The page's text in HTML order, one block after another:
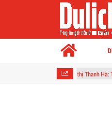
2 bánh ở khu đô thị Thanh Hà: Tạm giữ nghi